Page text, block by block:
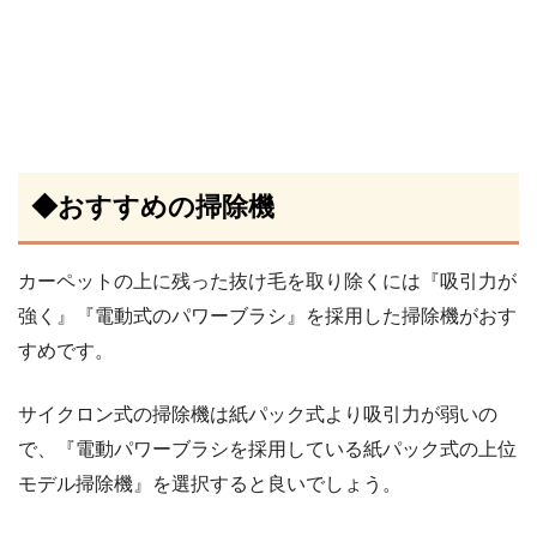
◆おすすめの掃除機
カーペットの上に残った抜け毛を取り除くには『吸引力が
強く』『電動式のパワーブラシ』を採用した掃除機がおす
すめです。
サイクロン式の掃除機は紙パック式より吸引力が弱いの
で、『電動パワーブラシを採用している紙パック式の上位
モデル掃除機』を選択すると良いでしょう。